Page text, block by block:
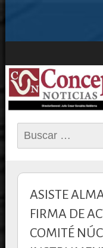
Buscar:
ASISTE
FIRMA DE
COMITÉ